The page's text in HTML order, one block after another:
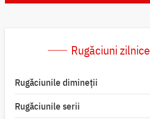
Rugăciuni zilnice
Rugăciunile dimineții
Rugăciunile serii